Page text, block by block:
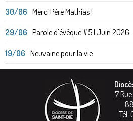
30/06 Merci Père Mathias !
29/06 Parole d'évêque #5 | Juin 2026
19/06 Neuvaine pour la vie
7
Tél: